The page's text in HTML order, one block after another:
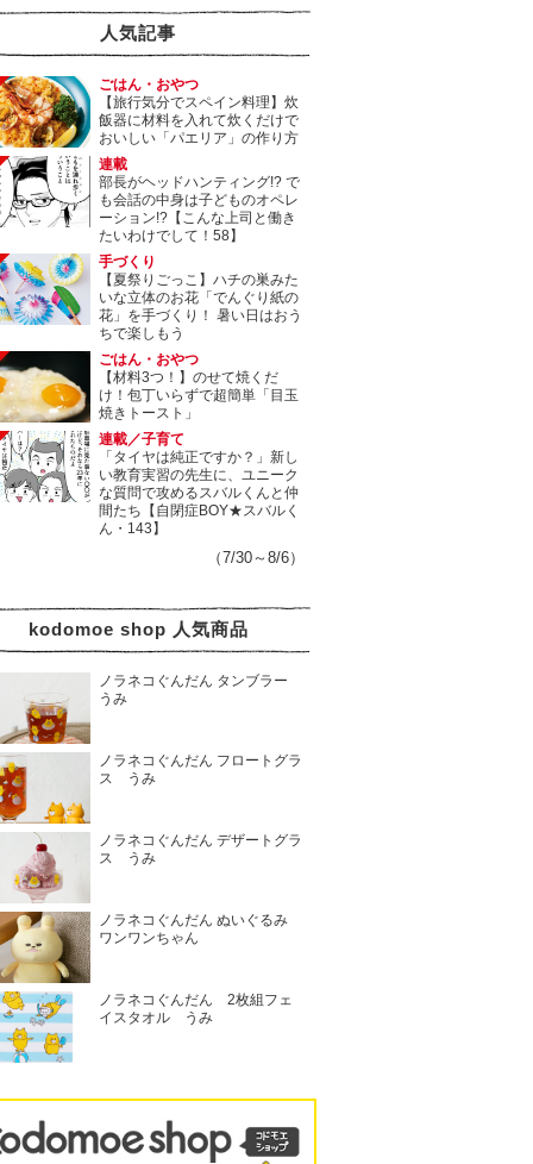
人気記事
ごはん・おやつ
【旅行気分でスペイン料理】炊
飯器に材料を入れて炊くだけで
おいしい「パエリア」の作り方
連載
部長がヘッドハンティング!? で
も会話の中身は子どものオペレ
ーション!?【こんな上司と働き
たいわけでして！58】
手づくり
【夏祭りごっこ】ハチの巣みた
いな立体のお花「でんぐり紙の
花」を手づくり！ 暑い日はおう
ちで楽しもう
ごはん・おやつ
【材料3つ！】のせて焼くだ
け！包丁いらずで超簡単「目玉
焼きトースト」
連載／子育て
「タイヤは純正ですか？」新し
い教育実習の先生に、ユニーク
な質問で攻めるスバルくんと仲
間たち【自閉症BOY★スバルく
ん・143】
（7/30～8/6）
kodomoe shop 人気商品
ノラネコぐんだん タンブラー
うみ
ノラネコぐんだん フロートグラ
ス うみ
ノラネコぐんだん デザートグラ
ス うみ
ノラネコぐんだん ぬいぐるみ
ワンワンちゃん
ノラネコぐんだん 2枚組フェ
イスタオル うみ